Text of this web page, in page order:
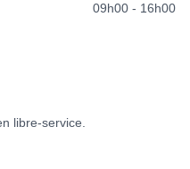
09h00 - 16h00
libre-service.